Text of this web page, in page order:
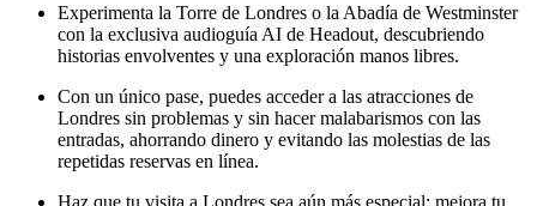
Experimenta la Torre de Londres o la Abadía de Westminster
con la exclusiva audioguía AI de Headout, descubriendo
historias envolventes y una exploración manos libres.
Con un único pase, puedes acceder a las atracciones de
Londres sin problemas y sin hacer malabarismos con las
entradas, ahorrando dinero y evitando las molestias de las
repetidas reservas en línea.
Haz que tu visita a Londres sea aún más especial: mejora tu